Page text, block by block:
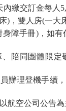
繳交訂金每人
)，雙人房(一大
障手冊)，如
陪同團體限
辦理登機手續
航空公司公告為